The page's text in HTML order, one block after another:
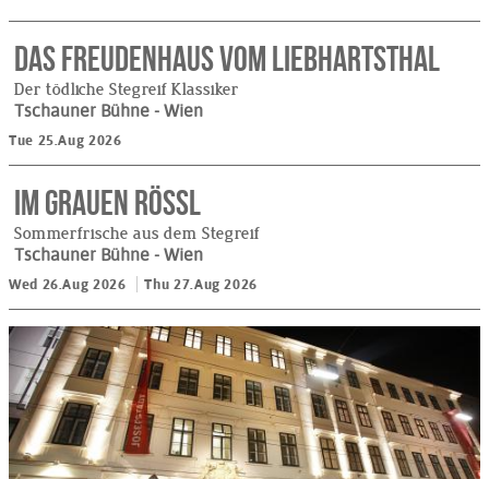
DAS FREUDENHAUS VOM LIEBHARTSTHAL
Der tödliche Stegreif Klassiker
Tschauner Bühne - Wien
Tue 25.Aug 2026
IM GRAUEN RÖSSL
Sommerfrische aus dem Stegreif
Tschauner Bühne - Wien
Wed 26.Aug 2026 Thu 27.Aug 2026